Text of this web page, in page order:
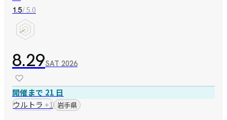
1.5/ 5.0
8.29SAT 2026
開催まで 21 日
ウルトラ +1 岩手県